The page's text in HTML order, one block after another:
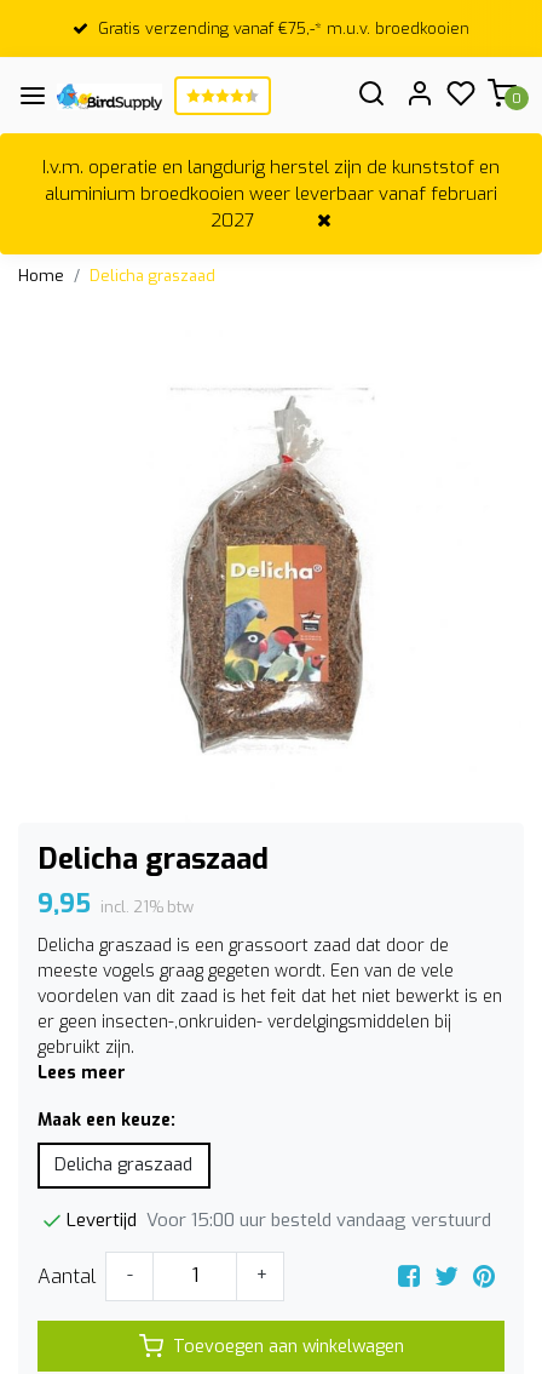
Gratis verzending vanaf €75,-* m.u.v. broedkooien
0
I.v.m. operatie en langdurig herstel zijn de kunststof en
aluminium broedkooien weer leverbaar vanaf februari
2027
Home Delicha graszaad
Delicha graszaad
9,95 incl. 21% btw
Delicha graszaad is een grassoort zaad dat door de
meeste vogels graag gegeten wordt. Een van de vele
voordelen van dit zaad is het feit dat het niet bewerkt is en
er geen insecten-,onkruiden- verdelgingsmiddelen bij
gebruikt zijn.
Lees meer
Maak een keuze:
Delicha graszaad
Levertijd Voor 15:00 uur besteld vandaag verstuurd
Aantal - +
Toevoegen aan winkelwagen